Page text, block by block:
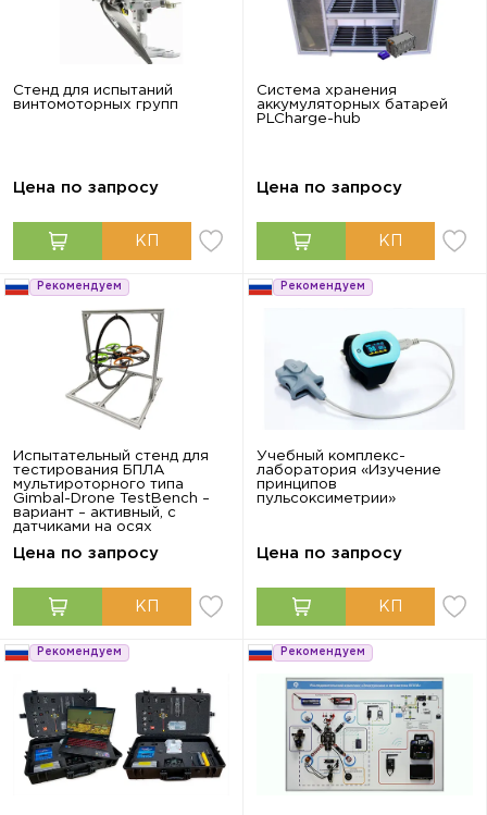
Стенд для испытаний
винтомоторных групп
Цена по запросу
Система хранения
аккумуляторных батарей
PLCharge-hub
Цена по запросу
Рекомендуем
Испытательный стенд для
тестирования БПЛА
мультироторного типа
Gimbal-Drone TestBench –
вариант – активный, с
датчиками на осях
Цена по запросу
Рекомендуем
Учебный комплекс-
лаборатория «Изучение
принципов
пульсоксиметрии»
Цена по запросу
Рекомендуем Рекомендуем